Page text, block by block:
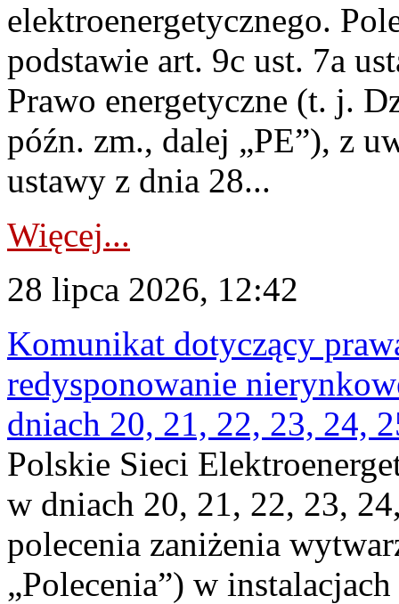
elektroenergetycznego.
podstawie art. 9c ust. 7a
Prawo energetyczne (t. j.
późn. zm., dalej „PE”), z
ustawy z dnia 28...
Więcej...
28 lipca 2026, 12:42
Komunikat dotyczący
redysponowanie
dniach 20, 21, 22, 23, 24,
Polskie Sieci
w dniach 20, 21, 22, 23,
polecenia zaniżenia
„Polecenia”) w